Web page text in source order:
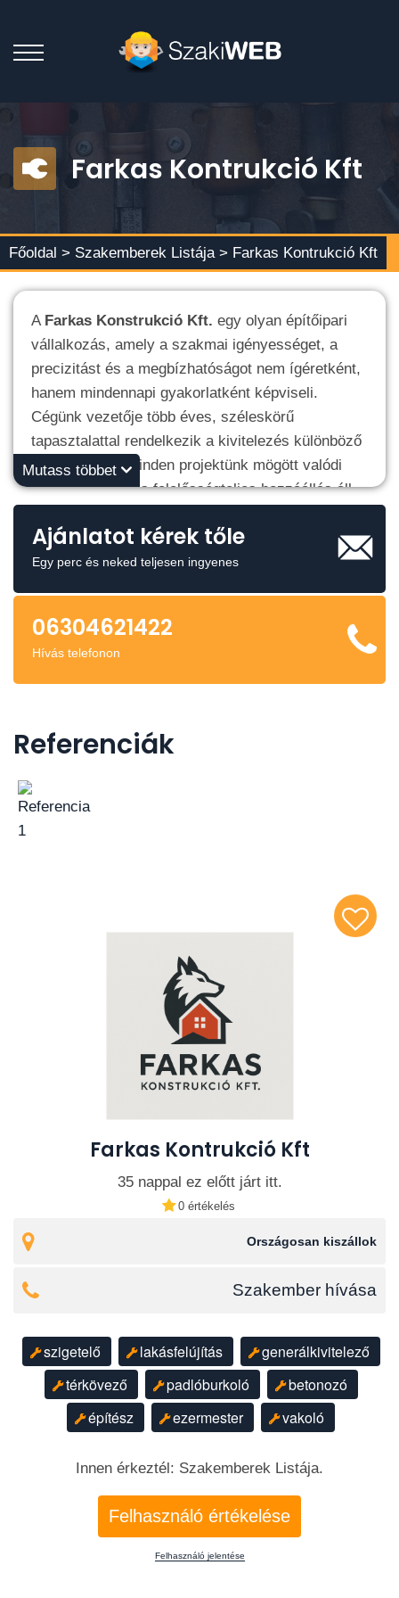
Farkas Kontrukció Kft
Főoldal > Szakemberek Listája > Farkas Kontrukció Kft
A Farkas Konstrukció Kft. egy olyan építőipari
vállalkozás, amely a szakmai igényességet, a
precizitást és a megbízhatóságot nem ígéretként,
hanem mindennapi gyakorlatként képviseli.
Cégünk vezetője több éves, széleskörű
tapasztalattal rendelkezik a kivitelezés különböző
területein, így minden projektünk mögött valódi
szakmai tudás és felelősségteljes hozzáállás áll.
alkotás , amelyben minden részlet számít. Legyen
szó kisebb felújításról vagy teljes körű
Mutass többet
Ajánlatot kérek tőle
Egy perc és neked teljesen ingyenes
06304621422
Hívás telefonon
Referenciák
Farkas Kontrukció Kft
35 nappal ez előtt járt itt.
0 értékelés
Országosan kiszállok
Szakember hívása
szigetelő lakásfelújítás
generálkivitelező
térkövező
padlóburkoló
betonozó
építész
ezermester vakoló
Innen érkeztél: Szakemberek Listája.
Felhasználó értékelése
Felhasználó jelentése